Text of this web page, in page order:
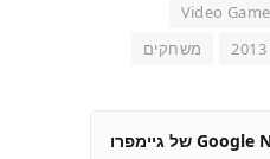
Video
משחקים